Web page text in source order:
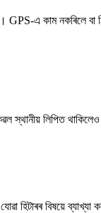
GPS-এ কাম নকৰিলে বা
স্থানীয় লিপিত
হিটাৰৰ বিষয়ে ব্যাখ্যা